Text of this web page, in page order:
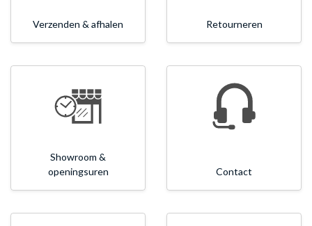
Verzenden & afhalen Retourneren
Showroom &
openingsuren
Contact